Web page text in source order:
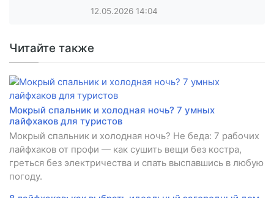
12.05.2026 14:04
Читайте также
Мокрый спальник и холодная ночь? 7 умных
лайфхаков для туристов
Мокрый спальник и холодная ночь? Не беда: 7 рабочих
лайфхаков от профи — как сушить вещи без костра,
греться без электричества и спать выспавшись в любую
погоду.